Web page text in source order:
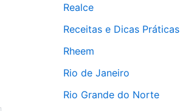
Realce
Receitas e Dicas Práticas
Rheem
Rio de Janeiro
Rio Grande do Norte